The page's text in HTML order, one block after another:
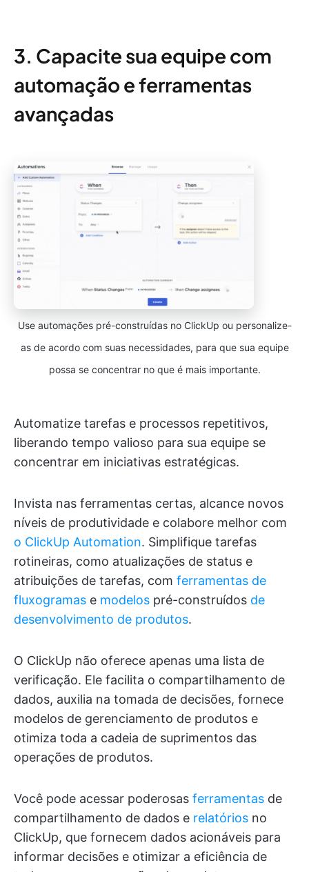
3. Capacite sua equipe com
automação e ferramentas
avançadas
Use automações pré-construídas no ClickUp ou personalize-
as de acordo com suas necessidades, para que sua equipe
possa se concentrar no que é mais importante.
Automatize tarefas e processos repetitivos,
liberando tempo valioso para sua equipe se
concentrar em iniciativas estratégicas.
Invista nas ferramentas certas, alcance novos
níveis de produtividade e colabore melhor com
o ClickUp Automation. Simplifique tarefas
rotineiras, como atualizações de status e
atribuições de tarefas, com ferramentas de
fluxogramas e modelos pré-construídos de
desenvolvimento de produtos.
O ClickUp não oferece apenas uma lista de
verificação. Ele facilita o compartilhamento de
dados, auxilia na tomada de decisões, fornece
modelos de gerenciamento de produtos e
otimiza toda a cadeia de suprimentos das
operações de produtos.
Você pode acessar poderosas ferramentas de
compartilhamento de dados e relatórios no
ClickUp, que fornecem dados acionáveis para
informar decisões e otimizar a eficiência de